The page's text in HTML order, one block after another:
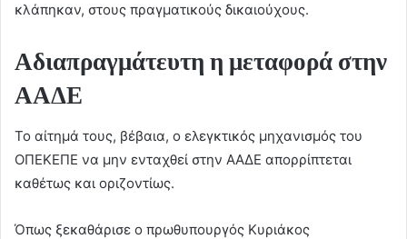
κλάπηκαν, στους πραγματικούς δικαιούχους.
Αδιαπραγμάτευτη η μεταφορά στην
ΑΑΔΕ
Το αίτημά τους, βέβαια, ο ελεγκτικός μηχανισμός του
ΟΠΕΚΕΠΕ να μην ενταχθεί στην ΑΑΔΕ απορρίπτεται
καθέτως και οριζοντίως.
Όπως ξεκαθάρισε ο πρωθυπουργός Κυριάκος